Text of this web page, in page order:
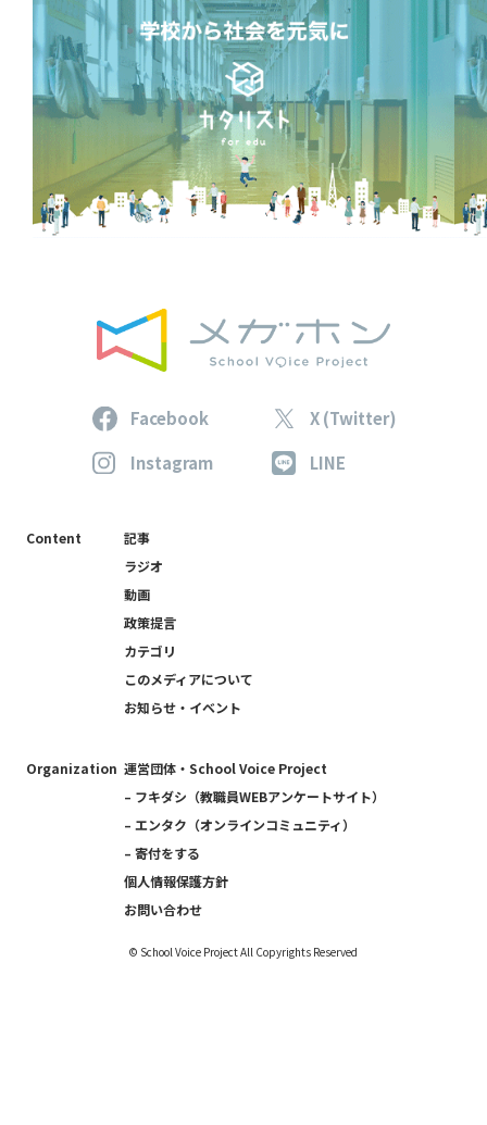
Facebook
X (Twitter)
Instagram
LINE
Content
記事
ラジオ
動画
政策提言
カテゴリ
このメディアについて
お知らせ・イベント
Organization 運営団体・School Voice Project
– フキダシ（教職員WEBアンケートサイト）
– エンタク（オンラインコミュニティ）
– 寄付をする
個人情報保護方針
お問い合わせ
©︎ School Voice Project All Copyrights Reserved